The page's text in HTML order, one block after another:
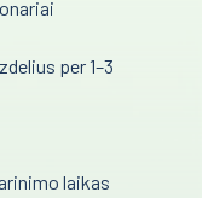
per 1–3
laikas